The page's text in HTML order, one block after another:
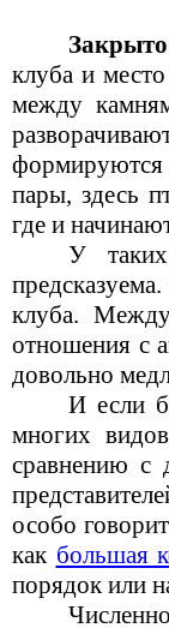
клуба и
между
формируются
пары, здесь
где и
У
клуба.
отношения с
довольно
И если
многих
сравнению с
особо
как большая
порядок или